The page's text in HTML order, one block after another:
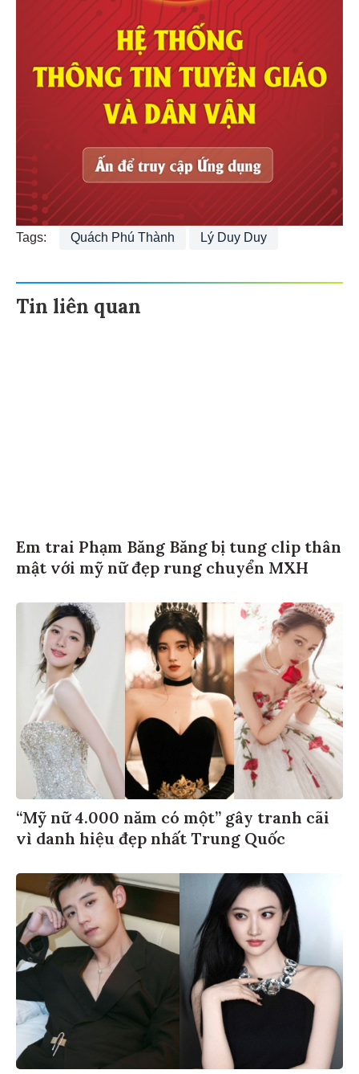
Tags: Quách Phú Thành Lý Duy Duy
Tin liên quan
Em trai Phạm Băng Băng bị tung clip thân
mật với mỹ nữ đẹp rung chuyển MXH
“Mỹ nữ 4.000 năm có một” gây tranh cãi
vì danh hiệu đẹp nhất Trung Quốc